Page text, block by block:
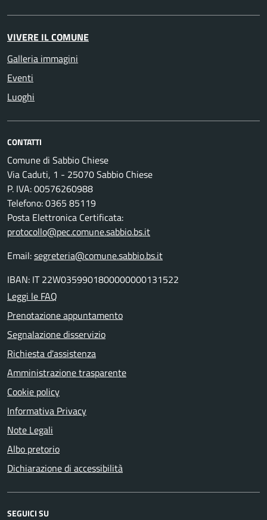
VIVERE IL COMUNE
Galleria immagini
Eventi
Luoghi
CONTATTI
Comune di Sabbio Chiese
Via Caduti, 1 - 25070 Sabbio Chiese
P. IVA: 00576260988
Telefono: 0365 85119
Posta Elettronica Certificata:
protocollo@pec.comune.sabbio.bs.it
Email:segreteria@comune.sabbio.bs.it
IBAN: IT 22W0359901800000000131522
Leggi le FAQ
Prenotazione appuntamento
Segnalazione disservizio
Richiesta d'assistenza
Amministrazione trasparente
Cookie policy
Informativa Privacy
Note Legali
Albo pretorio
Dichiarazione di accessibilità
SEGUICI SU